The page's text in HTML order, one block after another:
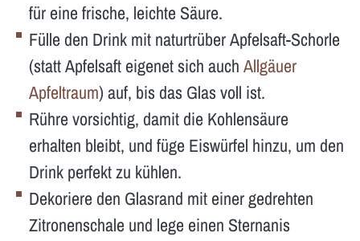
für eine frische, leichte Säure.
Fülle den Drink mit naturtrüber Apfelsaft-Schorle
(statt Apfelsaft eigenet sich auch Allgäuer
Apfeltraum) auf, bis das Glas voll ist.
Rühre vorsichtig, damit die Kohlensäure
erhalten bleibt, und füge Eiswürfel hinzu, um den
Drink perfekt zu kühlen.
Dekoriere den Glasrand mit einer gedrehten
Zitronenschale und lege einen Sternanis